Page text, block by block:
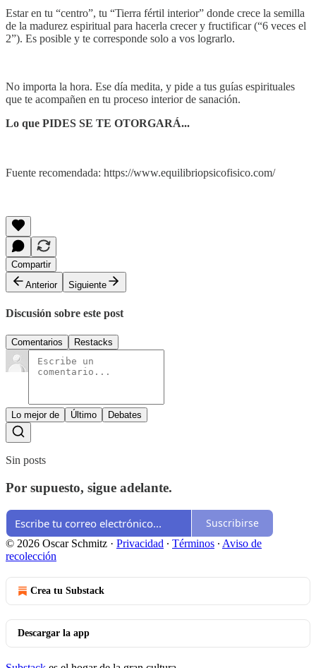
Estar en tu “centro”, tu “Tierra fértil interior” donde crece la semilla
de la madurez espiritual para hacerla crecer y fructificar (“6 veces el
2”). Es posible y te corresponde solo a vos lograrlo.
No importa la hora. Ese día medita, y pide a tus guías espirituales
que te acompañen en tu proceso interior de sanación.
Lo que PIDES SE TE OTORGARÁ...
Fuente recomendada: https://www.equilibriopsicofisico.com/
Compartir
Anterior
Siguiente
Discusión sobre este post
Comentarios Restacks
Lo mejor de Último Debates
Sin posts
Por supuesto, sigue adelante.
Suscribirse
© 2026 Oscar Schmitz · Privacidad ∙ Términos ∙ Aviso de
recolección
Crea tu Substack
Descargar la app